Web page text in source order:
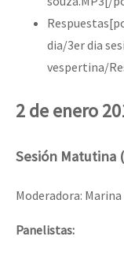
dia/3er dia
vespertina/
2 de enero
Sesión Matutina
Moderadora: Marina
Panelistas: